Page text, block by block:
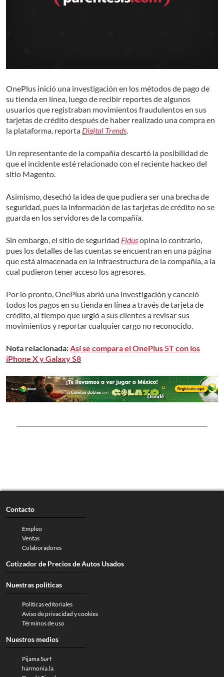
OnePlus inició una investigación en los métodos de pago de
su tienda en línea, luego de recibir reportes de algunos
usuarios que registraban movimientos fraudulentos en sus
tarjetas de crédito después de haber realizado una compra en
la plataforma, reporta Digital Trends.
Un representante de la compañía descartó la posibilidad de
que el incidente esté relacionado con el reciente hackeo del
sitio Magento.
Asimismo, desechó la idea de que pudiera ser una brecha de
seguridad, pues la información de las tarjetas de crédito no se
guarda en los servidores de la compañía.
Sin embargo, el sitio de seguridad Fidusopina lo contrario,
pues los detalles de las cuentas se encuentran en una página
que está almacenada en la infraestructura de la compañía, a la
cual pudieron tener acceso los agresores.
Por lo pronto, OnePlus abrió una investigación y canceló
todos los pagos en su tienda en línea a través de tarjeta de
crédito, al tiempo que urgió a sus clientes a revisar sus
movimientos y reportar cualquier cargo no reconocido.
Nota relacionada:Así se compara el OnePlus 5T con los
iPhone X y Galaxy S8
Contacto
Empleo
Ventas
Colaboradores
Cotizador de Precios de Autos Usados
Nuestras politicas
Políticas editoriales
Aviso de privacidad y cookies
Términos de uso
Nuestros medios
Pijama Surf
harmonia.la